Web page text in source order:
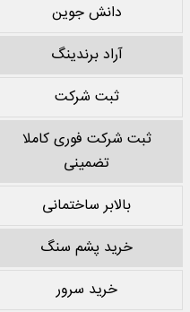
دانش جوین
آراد برندینگ
ثبت شرکت
ثبت شرکت فوری کاملا
تضمینی
بالابر ساختمانی
خرید پشم سنگ
خرید سرور